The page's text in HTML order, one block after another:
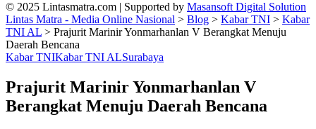
© 2025 Lintasmatra.com | Supported by Masansoft Digital Solution
Lintas Matra - Media Online Nasional > Blog > Kabar TNI > Kabar
TNI AL > Prajurit Marinir Yonmarhanlan V Berangkat Menuju
Daerah Bencana
Kabar TNIKabar TNI ALSurabaya
Prajurit Marinir Yonmarhanlan V
Berangkat Menuju Daerah Bencana